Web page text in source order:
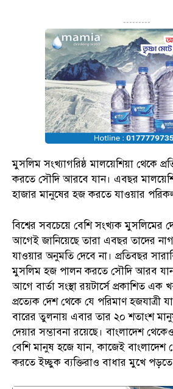
---------
মুসলিম সংখ্যাগরিষ্ঠ মালয়েশিয়া থেকে
করতে সৌদি আরবে যান। এবছর
হাজার মানুষের হজ করতে যাওয়ার
বিশ্বের সবচেয়ে বেশি সংখ্যক মুসলিমের
আগেই জানিয়েছে তারা এবছর তাদের
যাওয়ার অনুমতি দেবে না। প্রতিবছর
মুসলিম হজ পালন করতে সৌদি আরব
আগে বার্তা সংস্থা রয়টার্সে প্রকাশিত এক
প্রত্যেক দেশ থেকে যে পরিমাণ হজযাত্রী
বারের তুলনায় এবার তার ২০ শতাংশ
দেয়ার সম্ভাবনা রয়েছে। বাংলাদেশ
বেশি মানুষ হজে যান, কাজেই
করতে ইচ্ছুক ব্যক্তিরাও বাধার মুখে পড়তে